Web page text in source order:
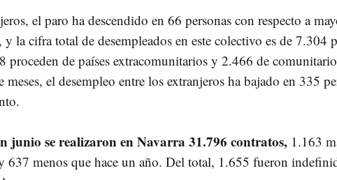
el paro ha descendido en 66 personas con respecto a
la cifra total de desempleados en este colectivo es de 7.304
proceden de países extracomunitarios y 2.466 de
el desempleo entre los extranjeros ha bajado en 335
junio se realizaron en Navarra 31.796 contratos, 1.163
637 menos que hace un año. Del total, 1.655 fueron